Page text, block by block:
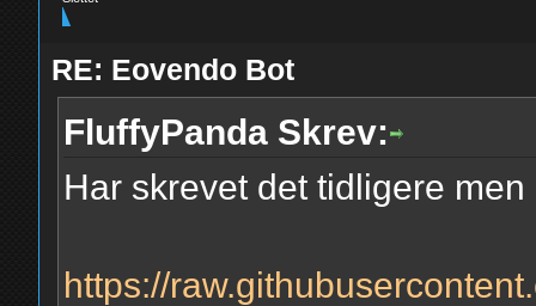
RE: Eovendo Bot
FluffyPanda Skrev:
Har skrevet det tidligere
https://